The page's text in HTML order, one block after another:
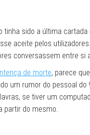
tinha sido a última
aceite pelos
conversassem entre
de morte, parece
um rumor do pessoal
se tiver um
partir do mesmo.